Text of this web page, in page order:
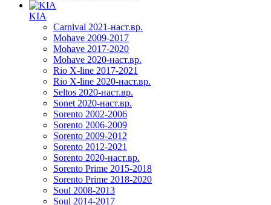
KIA
Carnival 2021-наст.вр.
Mohave 2009-2017
Mohave 2017-2020
Mohave 2020-наст.вр.
Rio X-line 2017-2021
Rio X-line 2020-наст.вр.
Seltos 2020-наст.вр.
Sonet 2020-наст.вр.
Sorento 2002-2006
Sorento 2006-2009
Sorento 2009-2012
Sorento 2012-2021
Sorento 2020-наст.вр.
Sorento Prime 2015-2018
Sorento Prime 2018-2020
Soul 2008-2013
Soul 2014-2017